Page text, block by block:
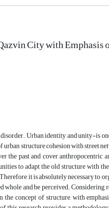
City with Emphasis
Urban identity and unity-is
structure cohesion with street
past and cover anthropocentric
to adapt the old structure with
it is absolutely necessary to
and be perceived.
concept of structure, with